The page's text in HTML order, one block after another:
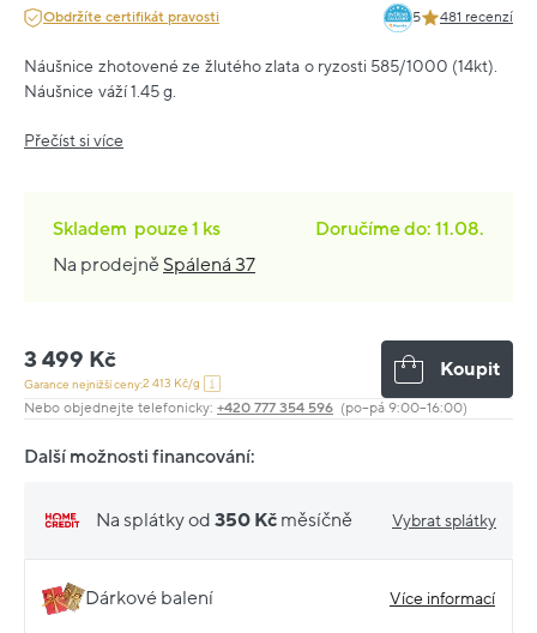
Obdržíte certifikát pravosti 5 481 recenzí
Náušnice zhotovené ze žlutého zlata o ryzosti 585/1000 (14kt).
Náušnice váží 1.45 g.
Přečíst si více
Skladem pouze1 ks
Doručíme do: 11.08.
Na prodejně Spálená 37
3 499 Kč
Garance nejnižší ceny:2 413 Kč/g
Koupit
Nebo objednejte telefonicky: +420 777 354 596 (po–pá 9:00–16:00)
Další možnosti financování:
Na splátky od 350 Kč měsíčně Vybrat splátky
Dárkové balení Více informací